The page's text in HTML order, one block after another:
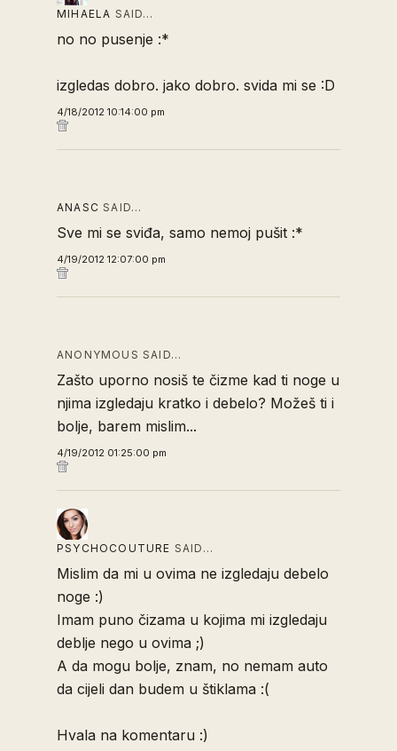
MIHAELA SAID…
no no pusenje :*
izgledas dobro. jako dobro. svida mi se :D
4/18/2012 10:14:00 pm
ANASC SAID…
Sve mi se sviđa, samo nemoj pušit :*
4/19/2012 12:07:00 pm
ANONYMOUS SAID…
Zašto uporno nosiš te čizme kad ti noge u
njima izgledaju kratko i debelo? Možeš ti i
bolje, barem mislim...
4/19/2012 01:25:00 pm
PSYCHOCOUTURE SAID…
Mislim da mi u ovima ne izgledaju debelo
noge :)
Imam puno čizama u kojima mi izgledaju
deblje nego u ovima ;)
A da mogu bolje, znam, no nemam auto
da cijeli dan budem u štiklama :(
Hvala na komentaru :)